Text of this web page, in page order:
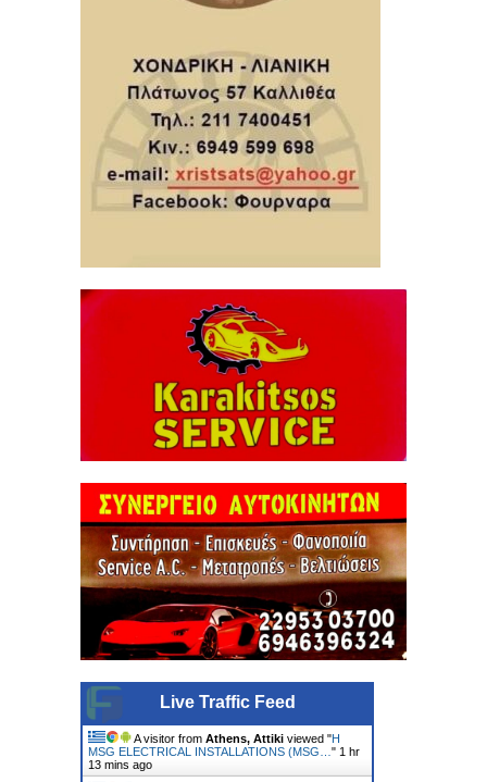
Live Traffic Feed
A visitor from Athens, Attiki viewed "Η
MSG ELECTRICAL INSTALLATIONS (MSG… " 1 hr
13 mins ago